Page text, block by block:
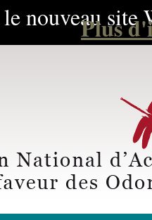
nouveau
Plus